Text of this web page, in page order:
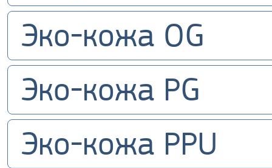
Эко-кожа OG
Эко-кожа PG
Эко-кожа PPU